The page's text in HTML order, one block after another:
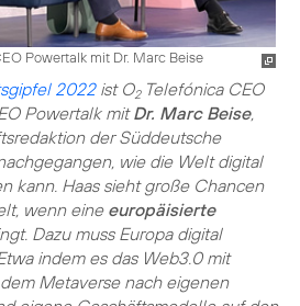
Powertalk mit Dr. Marc Beise
2022ist O2Telefónica CEO
Powertalk mitDr. Marc Beise,
der Süddeutsche
wie die Welt digital
kann. Haas sieht große Chancen
wenn eine europäisierte
Dazu muss Europa digital
indem es das Web3.0 mit
Metaverse nach eigenen